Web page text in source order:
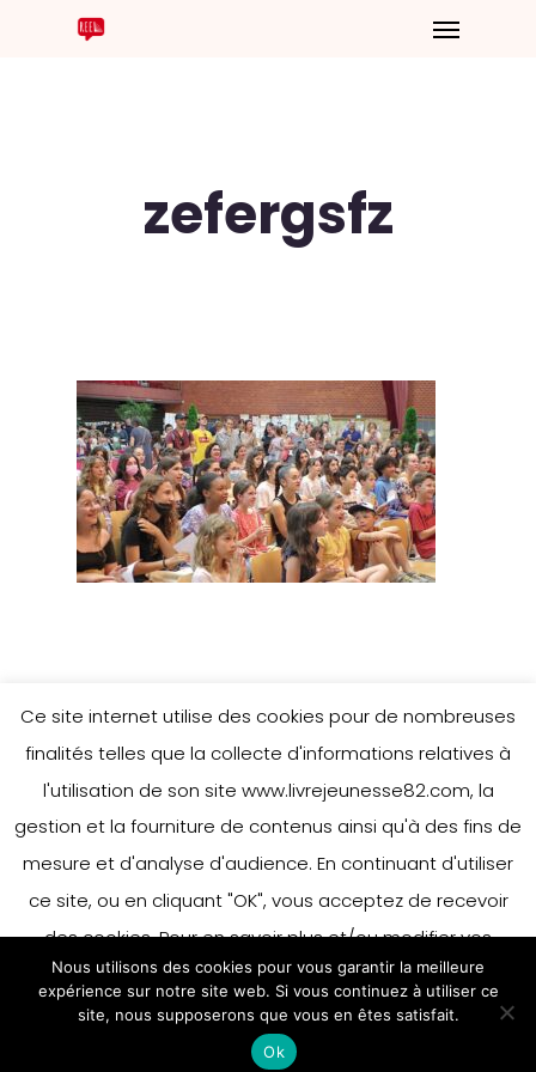
zefergsfz
Ce site internet utilise des cookies pour de nombreuses
finalités telles que la collecte d'informations relatives à
l'utilisation de son site www.livrejeunesse82.com, la
gestion et la fourniture de contenus ainsi qu'à des fins de
mesure et d'analyse d'audience. En continuant d'utiliser
ce site, ou en cliquant "OK", vous acceptez de recevoir
des cookies. Pour en savoir plus et/ou modifier vos
préférences en matière de cookies, merci de vous référer
à notre politique sur les cookies.
Accepter
En savoir plus
Nous utilisons des cookies pour vous garantir la meilleure
expérience sur notre site web. Si vous continuez à utiliser ce
site, nous supposerons que vous en êtes satisfait.
Ok